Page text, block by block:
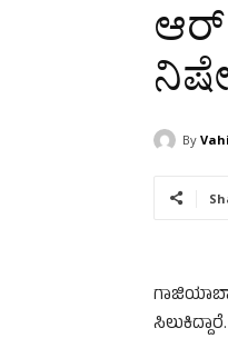
By
ಸಿಲುಕಿದ್ದಾರೆ.